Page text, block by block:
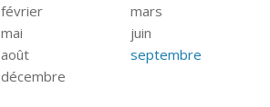
février
mars
mai
juin
août
septembre
décembre